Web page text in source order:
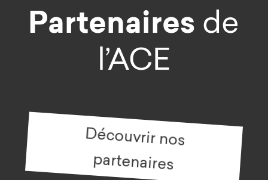
Partenaires de
l’ACE
Découvrir nos
partenaires